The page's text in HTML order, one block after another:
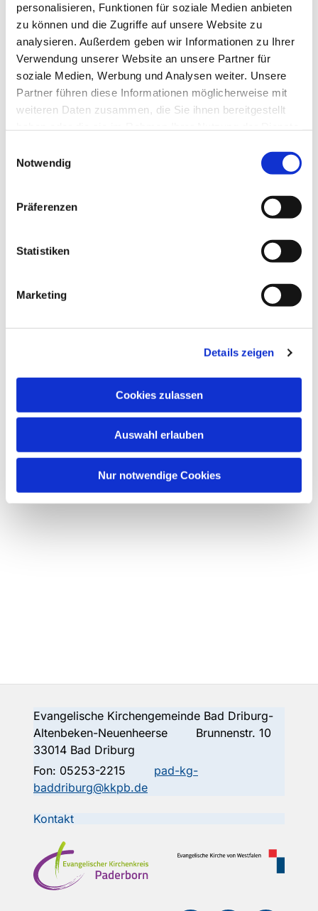
personalisieren, Funktionen für soziale Medien anbieten
zu können und die Zugriffe auf unsere Website zu
analysieren. Außerdem geben wir Informationen zu Ihrer
Verwendung unserer Website an unsere Partner für
soziale Medien, Werbung und Analysen weiter. Unsere
Partner führen diese Informationen möglicherweise mit
weiteren Daten zusammen, die Sie ihnen bereitgestellt
Notwendig
Präferenzen
Statistiken
Marketing
Details zeigen
Cookies zulassen
Auswahl erlauben
Nur notwendige Cookies
Evangelische Kirchengemeinde Bad Driburg-
Altenbeken-Neuenheerse Brunnenstr. 10
33014 Bad Driburg
Fon: 05253-2215
pad-kg-
baddriburg@kkpb.de
Kontakt